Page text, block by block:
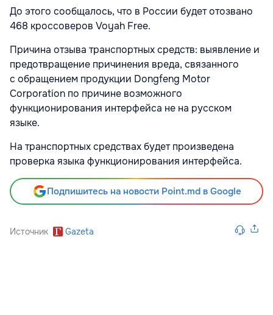
До этого сообщалось, что в России будет отозвано
468 кроссоверов Voyah Free.
Причина отзыва транспортных средств: выявление и
предотвращение причинения вреда, связанного
с обращением продукции Dongfeng Motor
Corporation по причине возможного
функционирования интерфейса не на русском
языке.
На транспортных средствах будет произведена
проверка языка функционирования интерфейса.
Подпишитесь на новости Point.md в Google
Источник Gazeta